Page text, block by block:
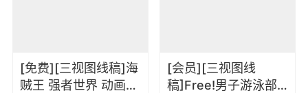
[免费][三视图线稿]海
贼王 强者世界 动画资
[会员][三视图线
稿]Free!男子游泳部